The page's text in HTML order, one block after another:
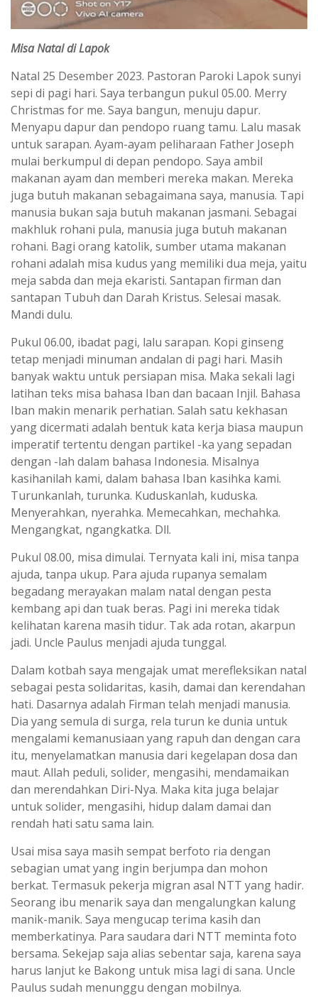
Misa Natal di Lapok
Natal 25 Desember 2023. Pastoran Paroki Lapok sunyi
sepi di pagi hari. Saya terbangun pukul 05.00. Merry
Christmas for me. Saya bangun, menuju dapur.
Menyapu dapur dan pendopo ruang tamu. Lalu masak
untuk sarapan. Ayam-ayam peliharaan Father Joseph
mulai berkumpul di depan pendopo. Saya ambil
makanan ayam dan memberi mereka makan. Mereka
juga butuh makanan sebagaimana saya, manusia. Tapi
manusia bukan saja butuh makanan jasmani. Sebagai
makhluk rohani pula, manusia juga butuh makanan
rohani. Bagi orang katolik, sumber utama makanan
rohani adalah misa kudus yang memiliki dua meja, yaitu
meja sabda dan meja ekaristi. Santapan firman dan
santapan Tubuh dan Darah Kristus. Selesai masak.
Mandi dulu.
Pukul 06.00, ibadat pagi, lalu sarapan. Kopi ginseng
tetap menjadi minuman andalan di pagi hari. Masih
banyak waktu untuk persiapan misa. Maka sekali lagi
latihan teks misa bahasa Iban dan bacaan Injil. Bahasa
Iban makin menarik perhatian. Salah satu kekhasan
yang dicermati adalah bentuk kata kerja biasa maupun
imperatif tertentu dengan partikel -ka yang sepadan
dengan -lah dalam bahasa Indonesia. Misalnya
kasihanilah kami, dalam bahasa Iban kasihka kami.
Turunkanlah, turunka. Kuduskanlah, kuduska.
Menyerahkan, nyerahka. Memecahkan, mechahka.
Mengangkat, ngangkatka. Dll.
Pukul 08.00, misa dimulai. Ternyata kali ini, misa tanpa
ajuda, tanpa ukup. Para ajuda rupanya semalam
begadang merayakan malam natal dengan pesta
kembang api dan tuak beras. Pagi ini mereka tidak
kelihatan karena masih tidur. Tak ada rotan, akarpun
jadi. Uncle Paulus menjadi ajuda tunggal.
Dalam kotbah saya mengajak umat merefleksikan natal
sebagai pesta solidaritas, kasih, damai dan kerendahan
hati. Dasarnya adalah Firman telah menjadi manusia.
Dia yang semula di surga, rela turun ke dunia untuk
mengalami kemanusiaan yang rapuh dan dengan cara
itu, menyelamatkan manusia dari kegelapan dosa dan
maut. Allah peduli, solider, mengasihi, mendamaikan
dan merendahkan Diri-Nya. Maka kita juga belajar
untuk solider, mengasihi, hidup dalam damai dan
rendah hati satu sama lain.
Usai misa saya masih sempat berfoto ria dengan
sebagian umat yang ingin berjumpa dan mohon
berkat. Termasuk pekerja migran asal NTT yang hadir.
Seorang ibu menarik saya dan mengalungkan kalung
manik-manik. Saya mengucap terima kasih dan
memberkatinya. Para saudara dari NTT meminta foto
bersama. Sekejap saja alias sebentar saja, karena saya
harus lanjut ke Bakong untuk misa lagi di sana. Uncle
Paulus sudah menunggu dengan mobilnya.